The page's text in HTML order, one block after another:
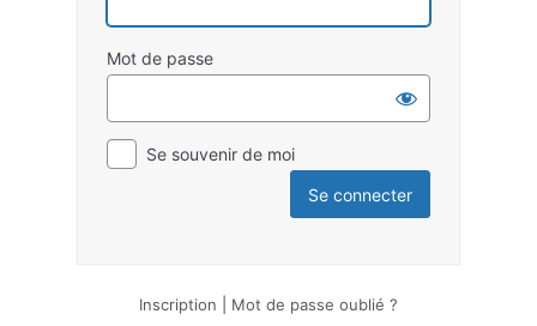
Mot de passe
Se souvenir de moi
Inscription Mot de passe oublié ?